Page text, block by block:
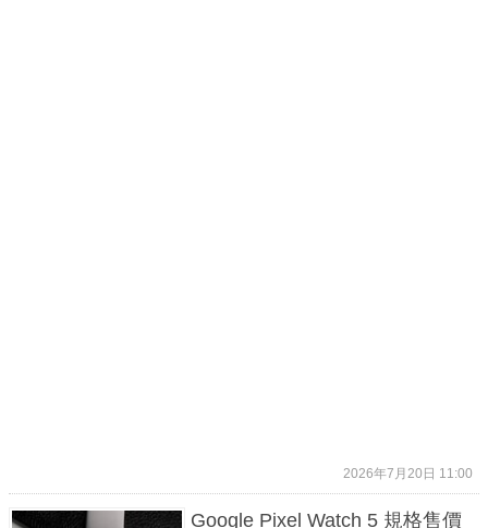
2026年7月20日 11:00
Google Pixel Watch 5 規格售價